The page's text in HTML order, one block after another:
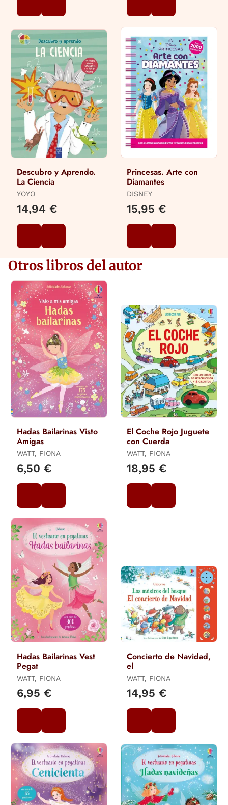
Descubro y Aprendo.
La Ciencia
YOYO
14,94 €
Princesas. Arte con
Diamantes
DISNEY
15,95 €
Otros libros del autor
Hadas Bailarinas Visto
Amigas
WATT, FIONA
6,50 €
El Coche Rojo Juguete
con Cuerda
WATT, FIONA
18,95 €
Hadas Bailarinas Vest
Pegat
WATT, FIONA
6,95 €
Concierto de Navidad,
el
WATT, FIONA
14,95 €